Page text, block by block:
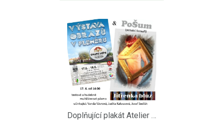
Doplňující plakát Atelier Josef 17.-18.6.2023